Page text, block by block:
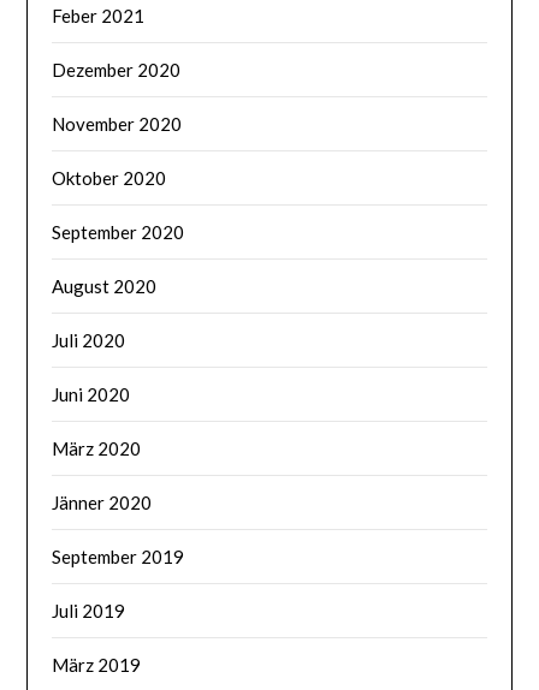
Feber 2021
Dezember 2020
November 2020
Oktober 2020
September 2020
August 2020
Juli 2020
Juni 2020
März 2020
Jänner 2020
September 2019
Juli 2019
März 2019